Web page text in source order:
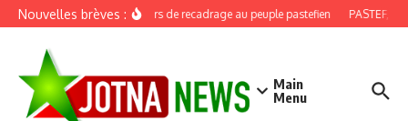
Aller au contenu
Nouvelles brèves :Discours de recadrage au peuple pastefien PASTEF,
Main
Menu